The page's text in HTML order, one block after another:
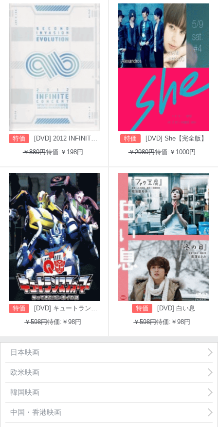
特価
[DVD] 2012 INFINITE CONCERT SECOND INVASION: EVOLUTION
￥880円特価:￥198円
特価
[DVD] She【完全版】
￥2980円特価:￥1000円
特価
[DVD] キュートランスフォーマー 帰ってきたコンボイの謎
￥598円特価:￥98円
特価
[DVD] 白い息
￥598円特価:￥98円
日本映画
欧米映画
韓国映画
中国・香港映画